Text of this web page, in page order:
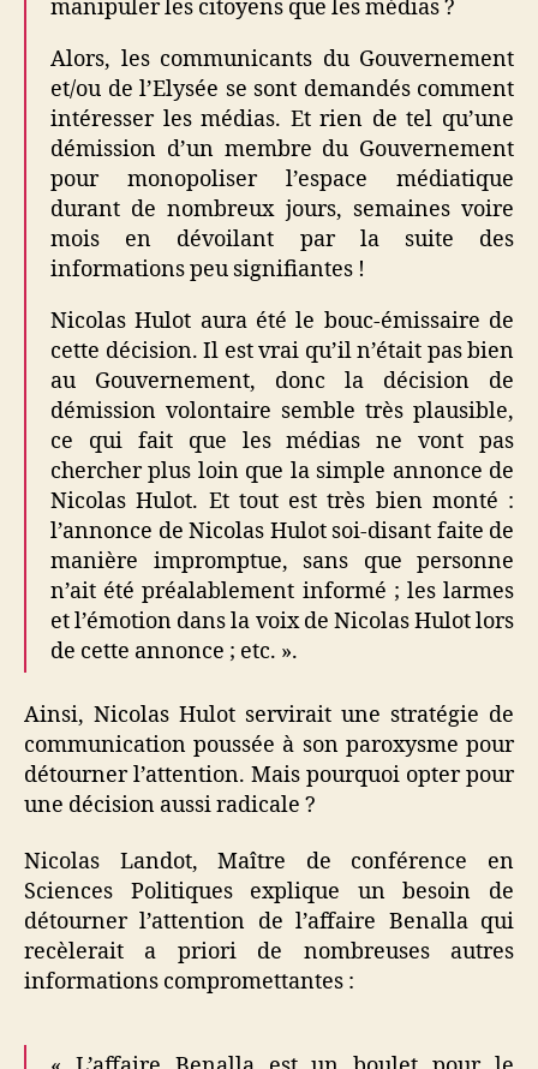
manipuler les citoyens que les médias ?
Alors, les communicants du Gouvernement
et/ou de l’Elysée se sont demandés comment
intéresser les médias. Et rien de tel qu’une
démission d’un membre du Gouvernement
pour monopoliser l’espace médiatique
durant de nombreux jours, semaines voire
mois en dévoilant par la suite des
informations peu signifiantes !
Nicolas Hulot aura été le bouc-émissaire de
cette décision. Il est vrai qu’il n’était pas bien
au Gouvernement, donc la décision de
démission volontaire semble très plausible,
ce qui fait que les médias ne vont pas
chercher plus loin que la simple annonce de
Nicolas Hulot. Et tout est très bien monté :
l’annonce de Nicolas Hulot soi-disant faite de
manière impromptue, sans que personne
n’ait été préalablement informé ; les larmes
et l’émotion dans la voix de Nicolas Hulot lors
de cette annonce ; etc. ».
Ainsi, Nicolas Hulot servirait une stratégie de
communication poussée à son paroxysme pour
détourner l’attention. Mais pourquoi opter pour
une décision aussi radicale ?
Nicolas Landot, Maître de conférence en
Sciences Politiques explique un besoin de
détourner l’attention de l’affaire Benalla qui
recèlerait a priori de nombreuses autres
informations compromettantes :